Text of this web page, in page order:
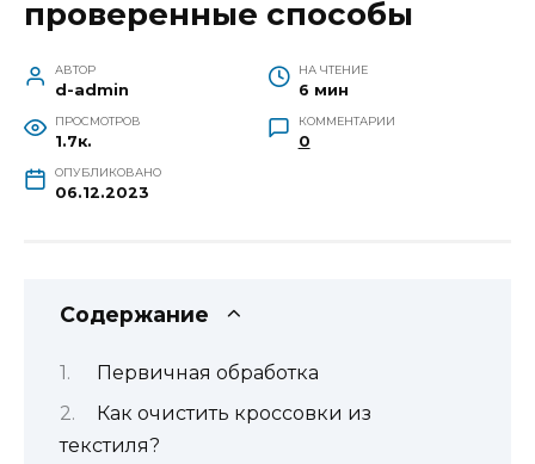
проверенные способы
АВТОР
d-admin
НА ЧТЕНИЕ
6 мин
ПРОСМОТРОВ
1.7к.
КОММЕНТАРИИ
0
ОПУБЛИКОВАНО
06.12.2023
Содержание
Первичная обработка
Как очистить кроссовки из
текстиля?